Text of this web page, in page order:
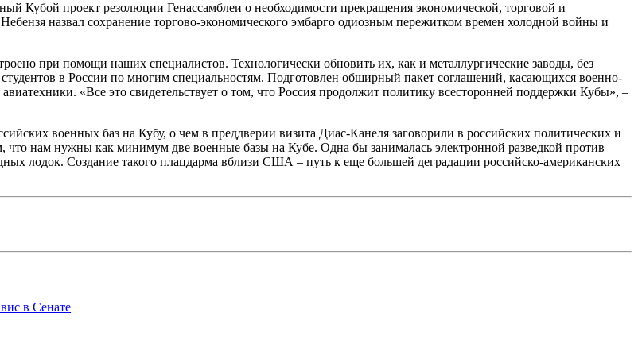
Кубой проект резолюции Генассамблеи о необходимости прекращения экономической, торговой и
назвал сохранение торгово-экономического эмбарго одиозным пережитком времен холодной войны и
при помощи наших специалистов. Технологически обновить их, как и металлургические заводы, без
в России по многим специальностям. Подготовлен обширный пакет соглашений, касающихся военно-
«Все это свидетельствует о том, что Россия продолжит политику всесторонней поддержки Кубы», –
военных баз на Кубу, о чем в преддверии визита Диас-Канеля заговорили в российских политических и
нам нужны как минимум две военные базы на Кубе. Одна бы занималась электронной разведкой против
лодок. Создание такого плацдарма вблизи США – путь к еще большей деградации российско-американских
в Сенате